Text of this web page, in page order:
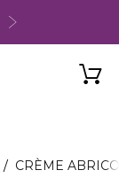
CRÈME